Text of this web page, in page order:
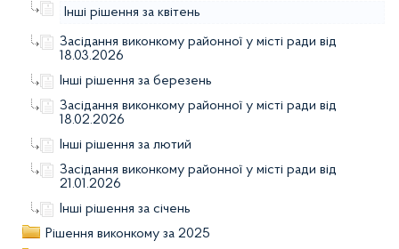
Інші рішення за квітень
Засідання виконкому районної у місті ради від
18.03.2026
Інші рішення за березень
Засідання виконкому районної у місті ради від
18.02.2026
Інші рішення за лютий
Засідання виконкому районної у місті ради від
21.01.2026
Інші рішення за січень
Рішення виконкому за 2025